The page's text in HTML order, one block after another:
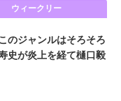
ウィークリー
のジャンルはそろそろ
史が炎上を経て樋口毅